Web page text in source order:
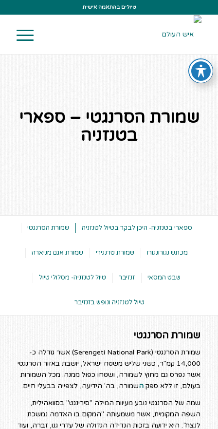
טיולים בהתאמה אישית
שמורת הסרנגטי – ספארי
בטנזניה
ספארי בטנזניה- היכן לבקר בטיול לטנזניה שמורת הסרנגטי
מכתש נגורונגורו שמורת טרנגירי שמורת אגם מניארה
שבט המסאי זנזיבר טיול לטנזניה- מסלולי טיול
טיול לטנזניה ונופש בזנזיבר
שמורת הסרנגטי
שמורת הסרנגטי (Serengeti National Park) אשר גודלה כ-
14,000 קמ"ר, כשני שליש משטח ישראל, יושבת באזור הסרנגטי
אשר נפרס גם מחוץ לשמורה, ושטחו כפול ממנה. מכל השמורות
בעולם, זו ללא ספק השמורה, בה' הידיעה, לצפייה בבעלי חיים.
שמה של הסרנגטי נובע מעיוות המילה "סירינגט" בסוואהילית,
השפה המקומית, אשר משמעותה "המקום בו האדמה נמשכת
לנצח”. היא ידועה בזכות הנדידה הגדולה של עדרי גנו, זברה, ועוד